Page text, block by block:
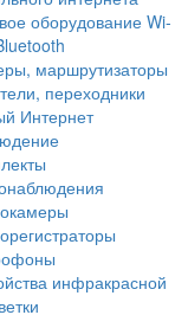
оборудование Wi-
маршрутизаторы
переходники
Интернет
инфракрасной